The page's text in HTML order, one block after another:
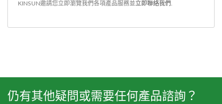
KINSUN邀請您立即瀏覽我們各項產品服務並立即聯絡我們
仍有其他疑問或需要任何產品諮詢？